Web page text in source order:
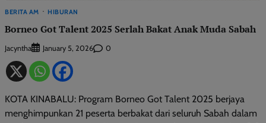
BERITA AM HIBURAN
Borneo Got Talent 2025 Serlah Bakat Anak Muda Sabah
Jacyntha January 5, 2026 0
KOTA KINABALU: Program Borneo Got Talent 2025 berjaya
menghimpunkan 21 peserta berbakat dari seluruh Sabah dalam